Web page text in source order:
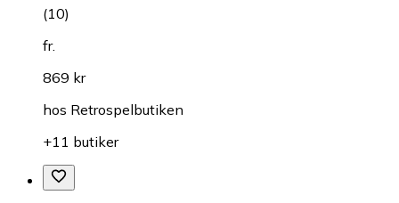
(10)
fr.
869 kr
hos Retrospelbutiken
+11 butiker